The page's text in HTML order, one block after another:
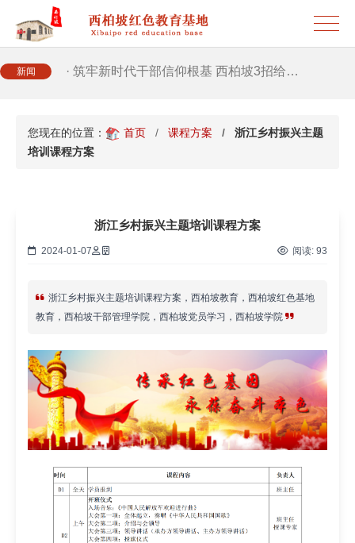
新闻
· 2026年干部培训提质增效三大路径，揭…
· 筑牢新时代干部信仰根基 西柏坡3招给…
您现在的位置： 首页 课程方案
浙江乡村振兴主题
培训课程方案
浙江乡村振兴主题培训课程方案
2024-01-07 阅读: 93
浙江乡村振兴主题培训课程方案，西柏坡教育，西柏坡红色基地
教育，西柏坡干部管理学院，西柏坡党员学习，西柏坡学院